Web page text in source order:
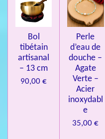
Bol
tibétain
artisanal
– 13 cm
90,00 €
Perle
d’eau de
douche –
Agate
Verte –
Acier
inoxydabl
e
35,00 €